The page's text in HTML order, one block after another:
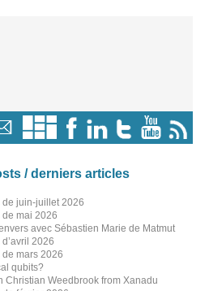
/ derniers articles
juin-juillet 2026
mai 2026
avec Sébastien Marie de Matmut
2026
mars 2026
qubits?
Christian Weedbrook from Xanadu